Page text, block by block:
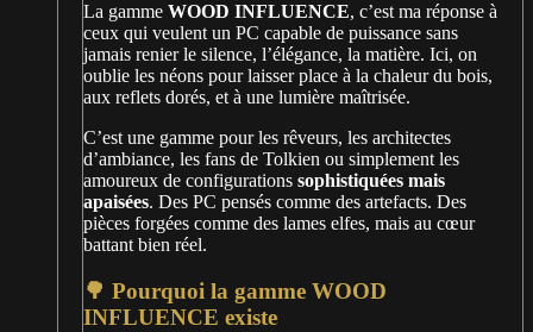
La gamme WOOD INFLUENCE, c’est ma réponse à
ceux qui veulent un PC capable de puissance sans
jamais renier le silence, l’élégance, la matière. Ici, on
oublie les néons pour laisser place à la chaleur du bois,
aux reflets dorés, et à une lumière maîtrisée.
C’est une gamme pour les rêveurs, les architectes
d’ambiance, les fans de Tolkien ou simplement les
amoureux de configurations sophistiquées mais
apaisées. Des PC pensés comme des artefacts. Des
pièces forgées comme des lames elfes, mais au cœur
battant bien réel.
🌳 Pourquoi la gamme WOOD
INFLUENCE existe